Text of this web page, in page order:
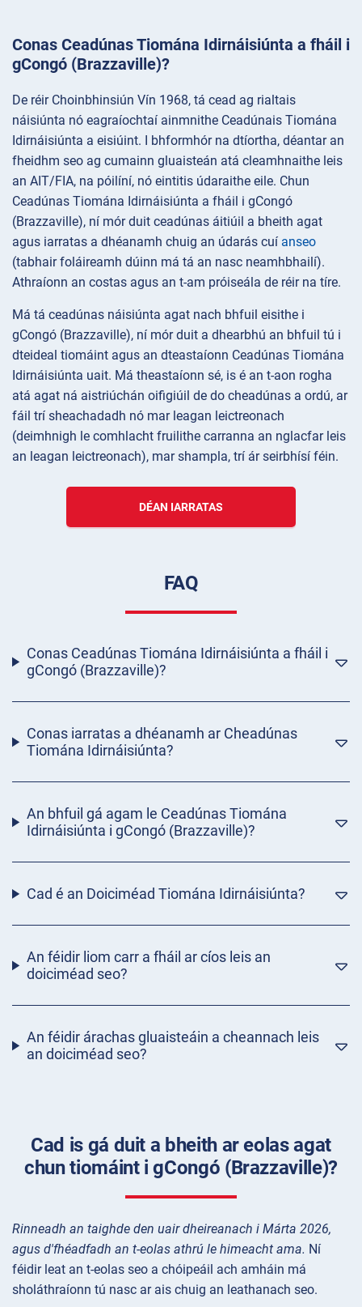
Conas Ceadúnas Tiomána Idirnáisiúnta a fháil i
gCongó (Brazzaville)?
De réir Choinbhinsiún Vín 1968, tá cead ag rialtais
náisiúnta nó eagraíochtaí ainmnithe Ceadúnais Tiomána
Idirnáisiúnta a eisiúint. I bhformhór na dtíortha, déantar an
fheidhm seo ag cumainn gluaisteán atá cleamhnaithe leis
an AIT/FIA, na póilíní, nó eintitis údaraithe eile. Chun
Ceadúnas Tiomána Idirnáisiúnta a fháil i gCongó
(Brazzaville), ní mór duit ceadúnas áitiúil a bheith agat
agus iarratas a dhéanamh chuig an údarás cuí anseo
(tabhair foláireamh dúinn má tá an nasc neamhbhailí).
Athraíonn an costas agus an t-am próiseála de réir na tíre.
Má tá ceadúnas náisiúnta agat nach bhfuil eisithe i
gCongó (Brazzaville), ní mór duit a dhearbhú an bhfuil tú i
dteideal tiomáint agus an dteastaíonn Ceadúnas Tiomána
Idirnáisiúnta uait. Má theastaíonn sé, is é an t-aon rogha
atá agat ná aistriúchán oifigiúil de do cheadúnas a ordú, ar
fáil trí sheachadadh nó mar leagan leictreonach
(deimhnigh le comhlacht fruilithe carranna an nglacfar leis
an leagan leictreonach), mar shampla, trí ár seirbhísí féin.
DÉAN IARRATAS
FAQ
Conas Ceadúnas Tiomána Idirnáisiúnta a fháil i
gCongó (Brazzaville)?
Conas iarratas a dhéanamh ar Cheadúnas
Tiomána Idirnáisiúnta?
An bhfuil gá agam le Ceadúnas Tiomána
Idirnáisiúnta i gCongó (Brazzaville)?
Cad é an Doiciméad Tiomána Idirnáisiúnta?
An féidir liom carr a fháil ar cíos leis an
doiciméad seo?
An féidir árachas gluaisteáin a cheannach leis
an doiciméad seo?
Cad is gá duit a bheith ar eolas agat
chun tiomáint i gCongó (Brazzaville)?
Rinneadh an taighde den uair dheireanach i Márta 2026,
agus d'fhéadfadh an t-eolas athrú le himeacht ama. Ní
féidir leat an t-eolas seo a chóipeáil ach amháin má
sholáthraíonn tú nasc ar ais chuig an leathanach seo.